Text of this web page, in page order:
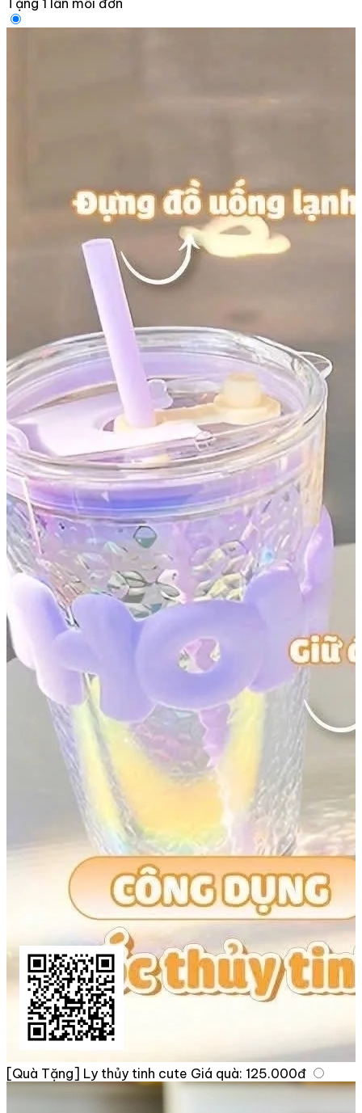
[Quà Tặng] Ly thủy tinh cute Giá quà: 125.000đ